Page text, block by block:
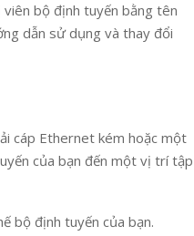
bộ định tuyến bằng tên
dẫn sử dụng và thay đổi
cáp Ethernet kém hoặc một
của bạn đến một vị trí tập
bộ định tuyến của bạn.